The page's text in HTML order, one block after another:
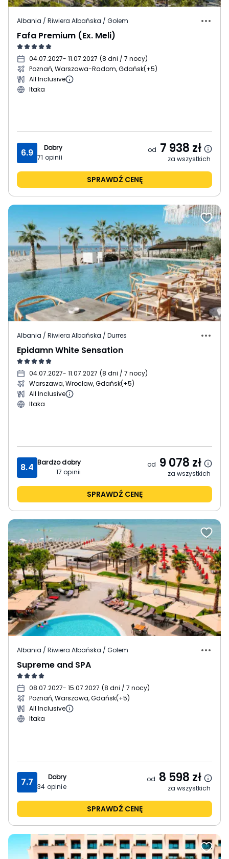
Albania / Riwiera Albańska / Golem
Fafa Premium (Ex. Meli)
04.07.2027- 11.07.2027 (8 dni / 7 nocy)
Poznań, Warszawa-Radom, Gdańsk(+5)
All Inclusive
Itaka
6.9
Dobry
71 opinii
od 7 938 zł
za wszystkich
SPRAWDŹ CENĘ
Albania / Riwiera Albańska / Durres
Epidamn White Sensation
04.07.2027- 11.07.2027 (8 dni / 7 nocy)
Warszawa, Wrocław, Gdańsk(+5)
All Inclusive
Itaka
8.4 Bardzo dobry
17 opinii
od 9 078 zł
za wszystkich
SPRAWDŹ CENĘ
Albania / Riwiera Albańska / Golem
Supreme and SPA
08.07.2027- 15.07.2027 (8 dni / 7 nocy)
Poznań, Warszawa, Gdańsk(+5)
All Inclusive
Itaka
7.7
Dobry
34 opinie
od 8 598 zł
za wszystkich
SPRAWDŹ CENĘ